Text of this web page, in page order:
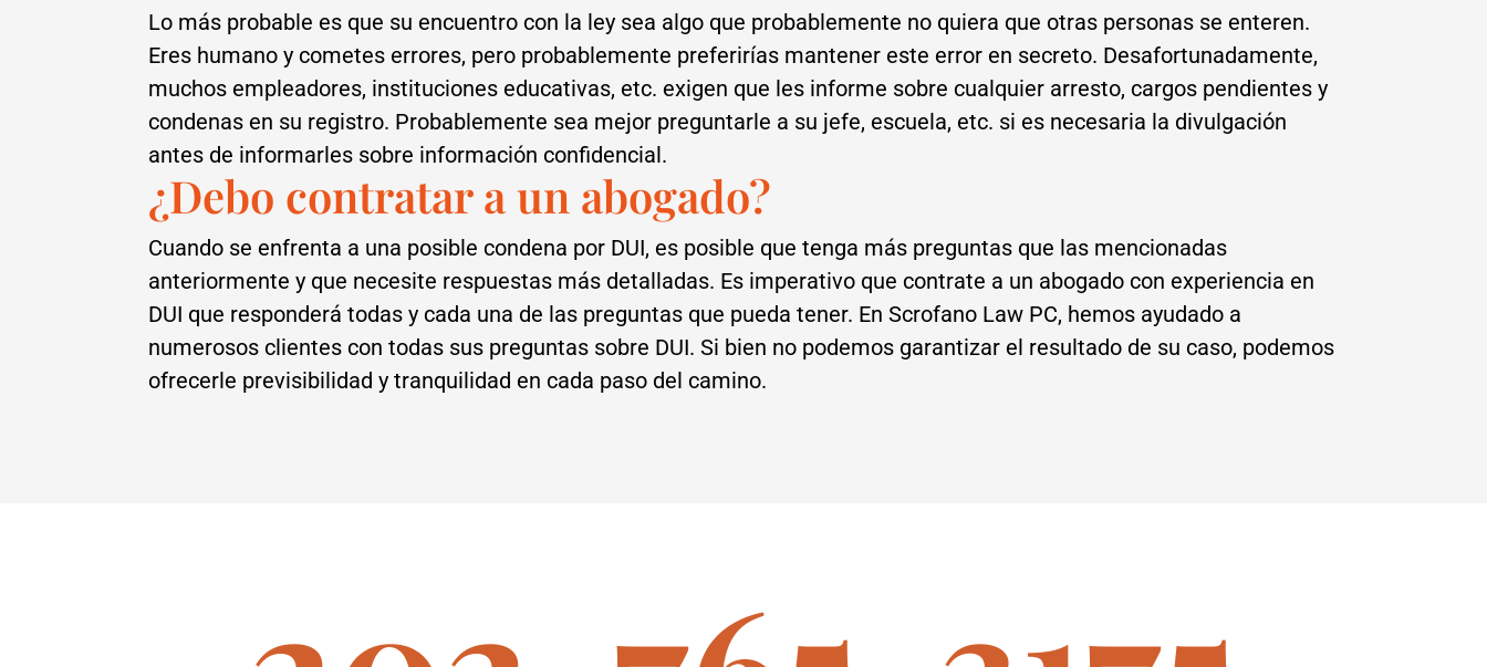
Lo más probable es que su encuentro con la ley sea algo que probablemente no quiera que otras personas se enteren.
Eres humano y cometes errores, pero probablemente preferirías mantener este error en secreto. Desafortunadamente,
muchos empleadores, instituciones educativas, etc. exigen que les informe sobre cualquier arresto, cargos pendientes y
condenas en su registro. Probablemente sea mejor preguntarle a su jefe, escuela, etc. si es necesaria la divulgación
antes de informarles sobre información confidencial.
¿Debo contratar a un abogado?
Cuando se enfrenta a una posible condena por DUI, es posible que tenga más preguntas que las mencionadas
anteriormente y que necesite respuestas más detalladas. Es imperativo que contrate a un abogado con experiencia en
DUI que responderá todas y cada una de las preguntas que pueda tener. En Scrofano Law PC, hemos ayudado a
numerosos clientes con todas sus preguntas sobre DUI. Si bien no podemos garantizar el resultado de su caso, podemos
ofrecerle previsibilidad y tranquilidad en cada paso del camino.